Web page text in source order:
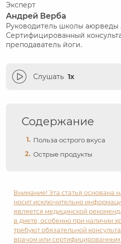
Эксперт
Андрей Верба
Руководитель школы аюрведы
Сертифицированный
преподаватель йоги.
Слушать 1x
Содержание
Польза острого вкуса
Острые продукты
Внимание! Эта статья основана
носит исключительно
является медицинской
в диете, особенно при наличии
требуют обязательной
врачом или сертифицированным